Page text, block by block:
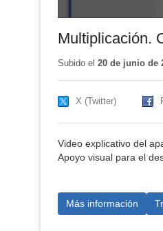
Multiplicación.
Subido el 20 de junio de
X (Twitter)
Video explicativo del
Apoyo visual para el
Más información